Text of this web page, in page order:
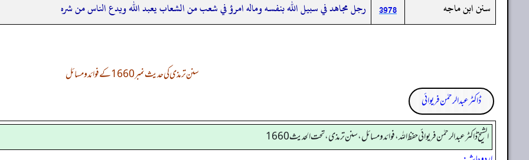
سنن ابن ماجه
3978 رجل مجاهد في سبيل الله بنفسه وماله امرؤ في شعب من الشعاب يعبد الله ويدع الناس من شره
سنن ترمذی کی حدیث نمبر 1660 کے فوائد و مسائل
ڈاکٹر عبدالرحمٰن فریوائی
الشیخ ڈاکٹر عبد الرحمٰن فریوائی حفظ اللہ، فوائد و مسائل، سنن ترمذی، تحت الحديث 1660